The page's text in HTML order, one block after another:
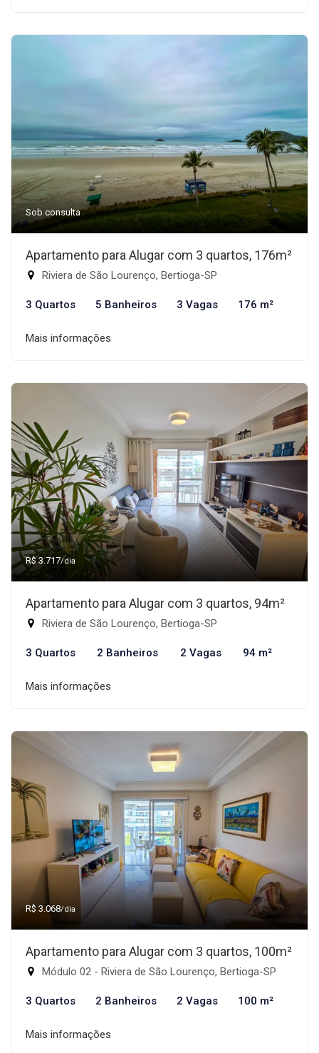
Sob consulta
Apartamento para Alugar com 3 quartos, 176m²
Riviera de São Lourenço, Bertioga-SP
3 Quartos 5 Banheiros 3 Vagas 176 m²
Mais informações
R$ 3.717/dia
Apartamento para Alugar com 3 quartos, 94m²
Riviera de São Lourenço, Bertioga-SP
3 Quartos 2 Banheiros 2 Vagas 94 m²
Mais informações
R$ 3.068/dia
Apartamento para Alugar com 3 quartos, 100m²
Módulo 02 - Riviera de São Lourenço, Bertioga-SP
3 Quartos 2 Banheiros 2 Vagas 100 m²
Mais informações